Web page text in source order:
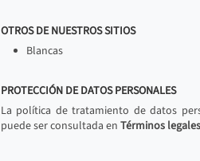
OTROS DE NUESTROS SITIOS
Blancas
PROTECCIÓN DE DATOS PERSONALES
La política de tratamiento de datos
puede ser consultada en Términos legales